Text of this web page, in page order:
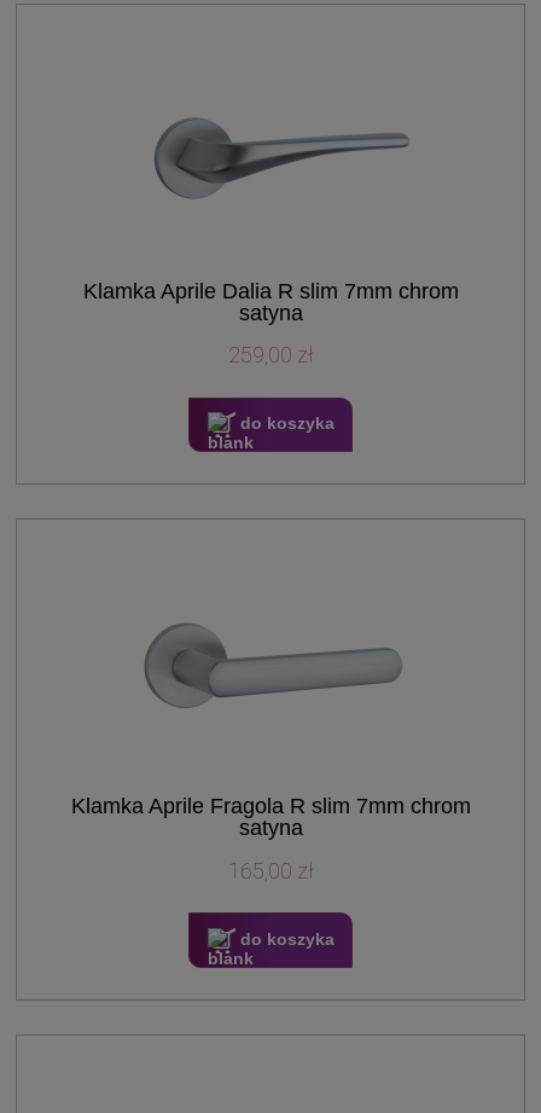
Klamka Aprile Dalia R slim 7mm chrom
satyna
259,00 zł
do koszyka
Klamka Aprile Fragola R slim 7mm chrom
satyna
165,00 zł
do koszyka